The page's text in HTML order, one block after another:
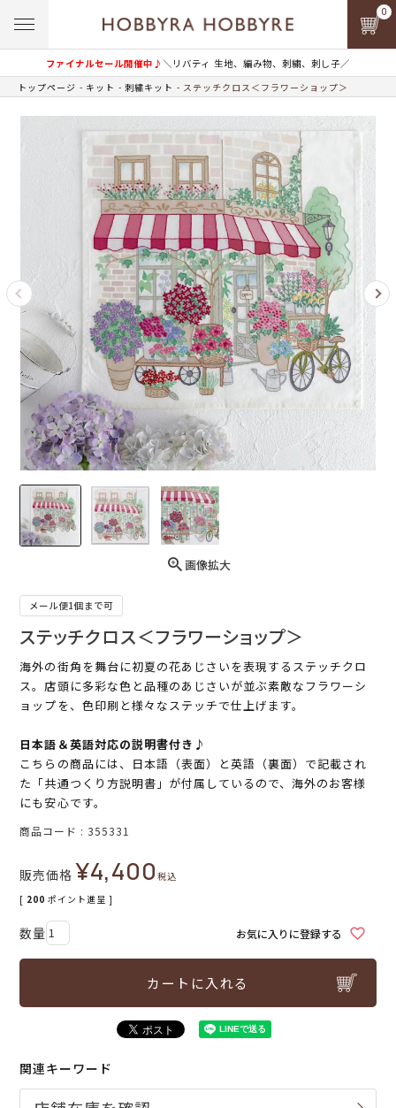
ファイナルセール開催中♪＼リバティ 生地、編み物、刺繍、刺し子／
0
トップページ キット 刺繍キット ステッチクロス＜フラワーショップ＞
画像拡大
メール便1個まで可
ステッチクロス＜フラワーショップ＞
海外の街角を舞台に初夏の花あじさいを表現するステッチクロ
ス。店頭に多彩な色と品種のあじさいが並ぶ素敵なフラワーシ
ョップを、色印刷と様々なステッチで仕上げます。
日本語＆英語対応の説明書付き♪
こちらの商品には、日本語（表面）と英語（裏面）で記載され
た「共通つくり方説明書」が付属しているので、海外のお客様
にも安心です。
商品コード 355331
販売価格 ¥4,400税込
[ 200 ポイント進呈 ]
お気に入りに登録する
カートに入れる
関連キーワード